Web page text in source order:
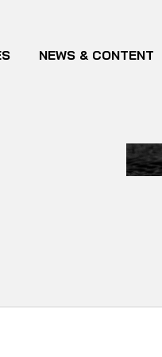
NEWS & CONTENT